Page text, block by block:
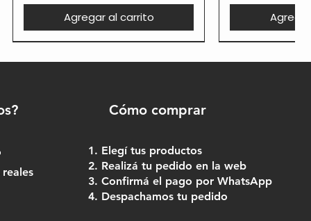
Agregar al carrito
Cómo comprar
Elegí tus productos
Realizá tu pedido en la web
Confirmá el pago por WhatsApp
Despachamos tu pedido